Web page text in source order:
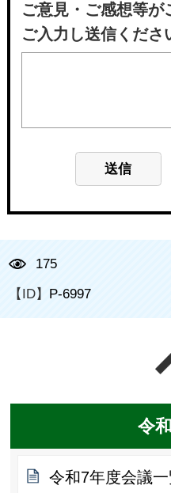
ご意見・ご感想等が
ご入力し送信くださ
175
【ID】 P-6997
令
令和7年度会議